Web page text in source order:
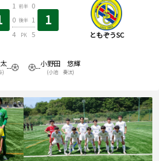
1 前半
0
0 後半
1
4
PK 5
1
ともぞうSC
--
) --小野田 悠輝
(小池 奏汰)